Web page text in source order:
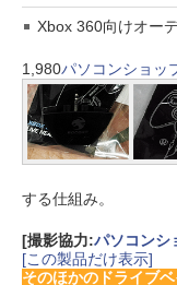
Xbox 360向けオー
1,980パソコンショッ
する仕組み。
[撮影協力:パソコンシ
[この製品だけ表示]
そのほかのドライブ